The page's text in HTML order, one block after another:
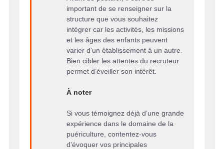
important de se renseigner sur la
structure que vous souhaitez
intégrer car les activités, les missions
et les âges des enfants peuvent
varier d’un établissement à un autre.
Bien cibler les attentes du recruteur
permet d’éveiller son intérêt.
À noter
Si vous témoignez déjà d’une grande
expérience dans le domaine de la
puériculture, contentez-vous
d’évoquer vos principales